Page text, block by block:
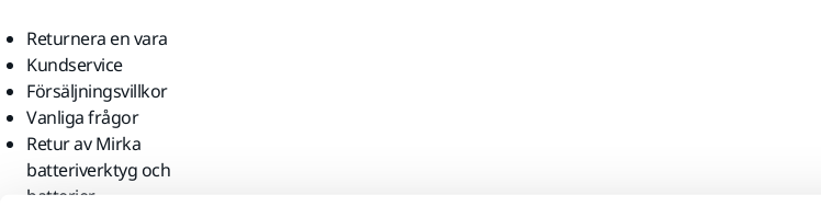
Returnera en vara
Kundservice
Försäljningsvillkor
Vanliga frågor
Retur av Mirka
batteriverktyg och
batterier